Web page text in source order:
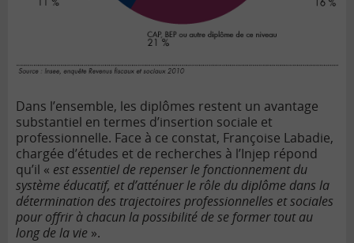
Dans l’ensemble, les diplômes restent un avantage
substantiel en termes d’insertion sociale et
professionnelle. Face à ce constat, Françoise Labadie,
chargée d’études et de recherches à l’Injep répond
qu’il « est essentiel de repenser le fonctionnement du
système éducatif, et d’atténuer le rôle du diplôme dans la
détermination des trajectoires professionnelles et sociales
pour offrir à chacun la possibilité de se former tout au
long de la vie ».